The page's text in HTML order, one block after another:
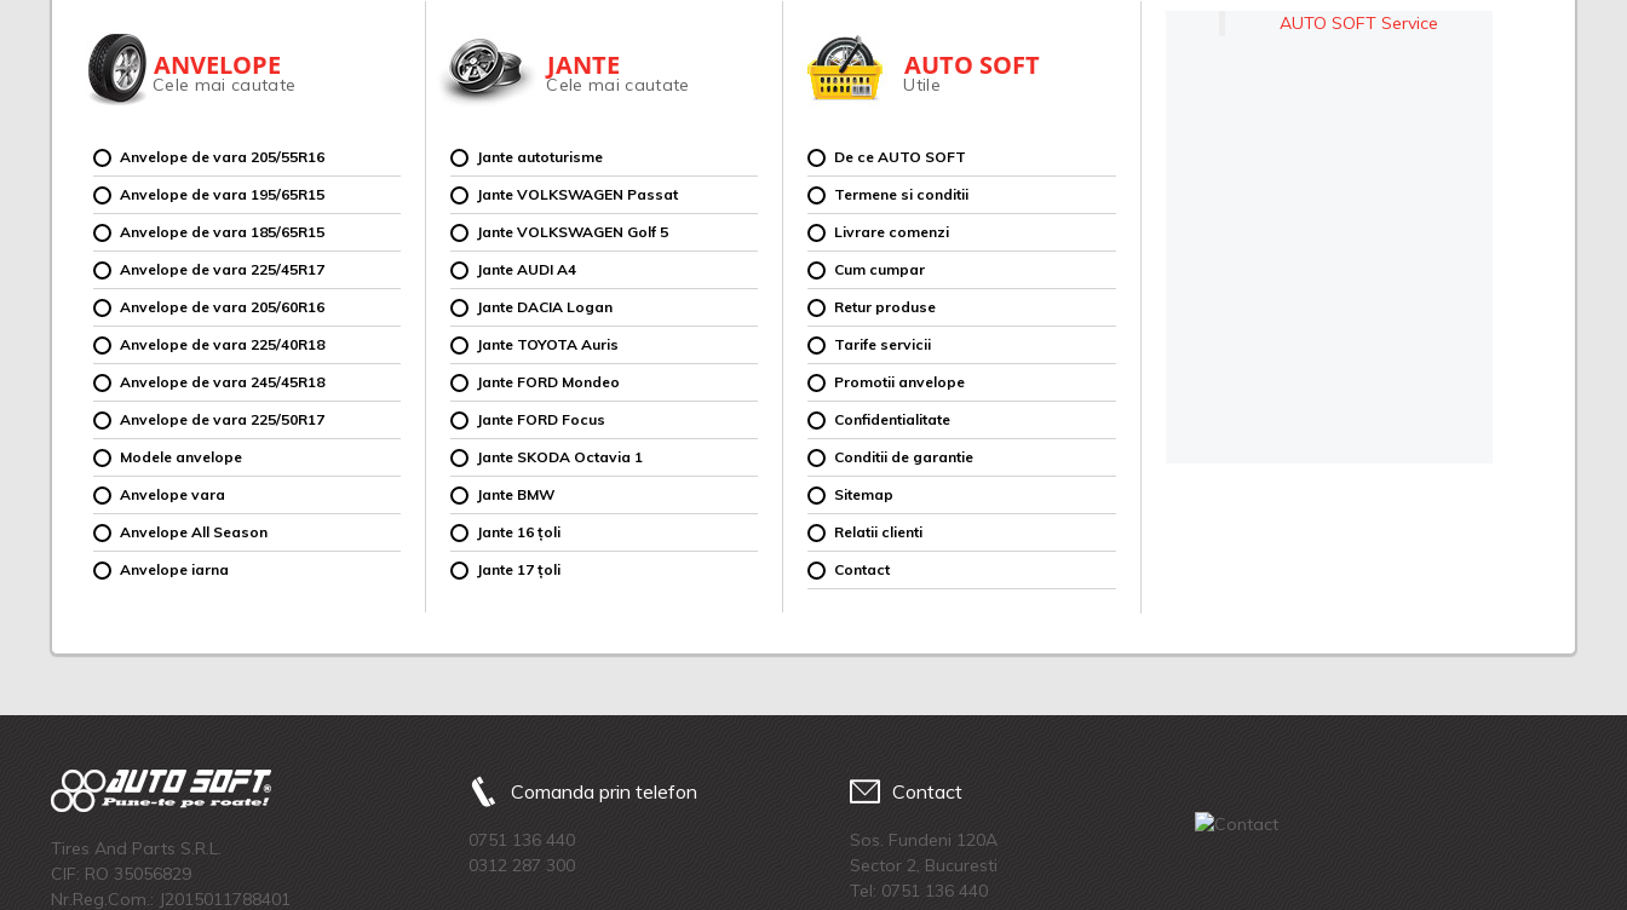
ANVELOPE
Cele mai cautate
Anvelope de vara 205/55R16
Anvelope de vara 195/65R15
Anvelope de vara 185/65R15
Anvelope de vara 225/45R17
Anvelope de vara 205/60R16
Anvelope de vara 225/40R18
Anvelope de vara 245/45R18
Anvelope de vara 225/50R17
Modele anvelope
Anvelope vara
Anvelope All Season
Anvelope iarna
JANTE
Cele mai cautate
Jante autoturisme
Jante VOLKSWAGEN Passat
Jante VOLKSWAGEN Golf 5
Jante AUDI A4
Jante DACIA Logan
Jante TOYOTA Auris
Jante FORD Mondeo
Jante FORD Focus
Jante SKODA Octavia 1
Jante BMW
Jante 16 țoli
Jante 17 țoli
AUTO SOFT
Utile
De ce AUTO SOFT
Termene si conditii
Livrare comenzi
Cum cumpar
Retur produse
Tarife servicii
Promotii anvelope
Confidentialitate
Conditii de garantie
Sitemap
Relatii clienti
Contact
AUTO SOFT Service
Tires And Parts S.R.L.
CIF: RO 35056829
Nr.Reg.Com.: J2015011788401
Comanda prin telefon
0751 136 440
0312 287 300
Contact
Sos. Fundeni 120A
Sector 2, Bucuresti
Tel: 0751 136 440